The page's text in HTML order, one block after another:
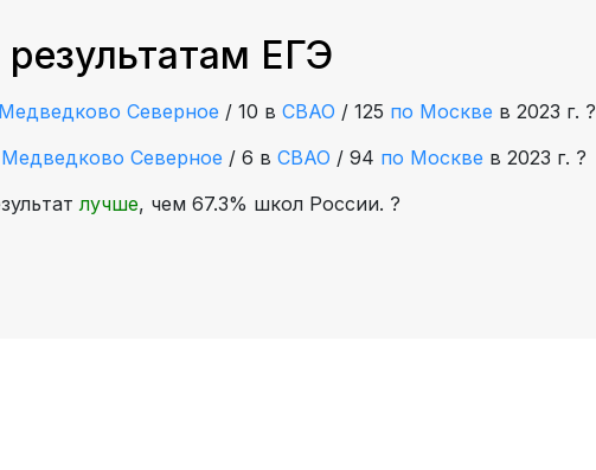
ЕГЭ
Медведково Северное / 10 в СВАО / 125 по Москве в 2023 г. ?
Медведково Северное / 6 в СВАО / 94 по Москве в 2023 г. ?
лучше, чем 67.3% школ России. ?